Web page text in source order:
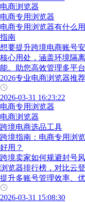
电商浏览器
电商专用浏览器
电商专用浏览器有什么
指南
想要提升跨境电商账号
核心用处，涵盖环境隔
能。助您高效管理多平
2026专业电商浏览器推荐
2026-03-31 16:23:22
电商专用浏览器
电商浏览器
跨境电商选品工具
跨境指南：电商专用浏
好用？
跨境卖家如何规避封号
浏览器排行榜，对比云
提升多账号管理效率、
2026-03-31 15:08:30